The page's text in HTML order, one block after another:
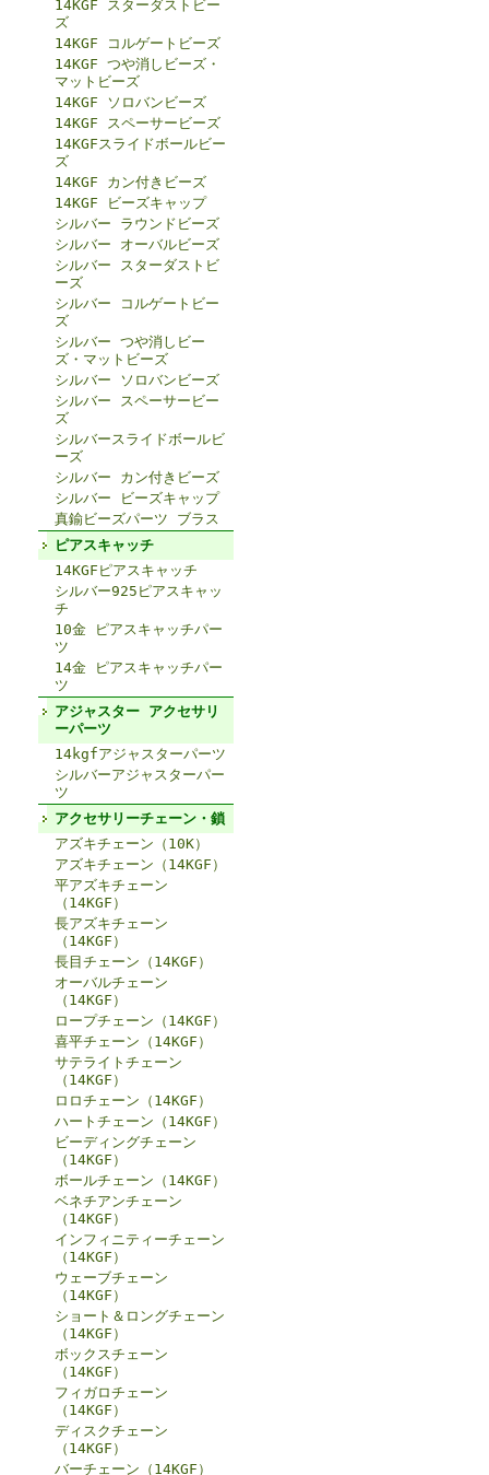
14KGF スターダストビー
ズ
14KGF コルゲートビーズ
14KGF つや消しビーズ・
マットビーズ
14KGF ソロバンビーズ
14KGF スペーサービーズ
14KGFスライドボールビー
ズ
14KGF カン付きビーズ
14KGF ビーズキャップ
シルバー ラウンドビーズ
シルバー オーバルビーズ
シルバー スターダストビ
ーズ
シルバー コルゲートビー
ズ
シルバー つや消しビー
ズ・マットビーズ
シルバー ソロバンビーズ
シルバー スペーサービー
ズ
シルバースライドボールビ
ーズ
シルバー カン付きビーズ
シルバー ビーズキャップ
真鍮ビーズパーツ ブラス
ピアスキャッチ
14KGFピアスキャッチ
シルバー925ピアスキャッ
チ
10金 ピアスキャッチパー
ツ
14金 ピアスキャッチパー
ツ
アジャスター アクセサリ
ーパーツ
14kgfアジャスターパーツ
シルバーアジャスターパー
ツ
アクセサリーチェーン・鎖
アズキチェーン（10K）
アズキチェーン（14KGF）
平アズキチェーン
（14KGF）
長アズキチェーン
（14KGF）
長目チェーン（14KGF）
オーバルチェーン
（14KGF）
ロープチェーン（14KGF）
喜平チェーン（14KGF）
サテライトチェーン
（14KGF）
ロロチェーン（14KGF）
ハートチェーン（14KGF）
ビーディングチェーン
（14KGF）
ボールチェーン（14KGF）
ベネチアンチェーン
（14KGF）
インフィニティーチェーン
（14KGF）
ウェーブチェーン
（14KGF）
ショート＆ロングチェーン
（14KGF）
ボックスチェーン
（14KGF）
フィガロチェーン
（14KGF）
ディスクチェーン
（14KGF）
バーチェーン（14KGF）